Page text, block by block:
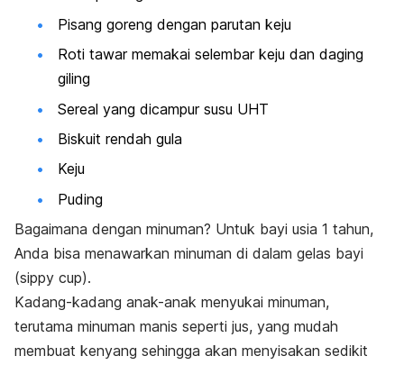
Pisang goreng dengan parutan keju
Roti tawar memakai selembar keju dan daging
giling
Sereal yang dicampur susu UHT
Biskuit rendah gula
Keju
Puding
Bagaimana dengan minuman? Untuk bayi usia 1 tahun,
Anda bisa menawarkan minuman di dalam gelas bayi
(sippy cup).
Kadang-kadang anak-anak menyukai minuman,
terutama minuman manis seperti jus, yang mudah
membuat kenyang sehingga akan menyisakan sedikit